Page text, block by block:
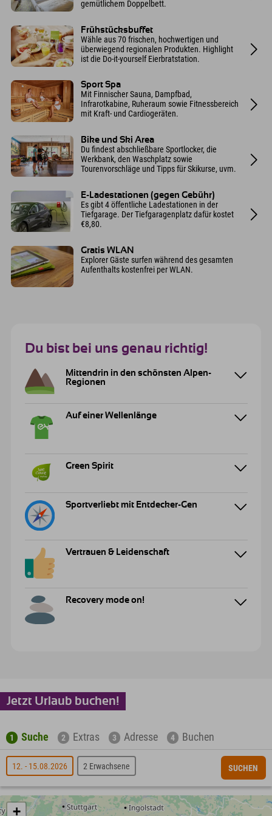
gemütlichem Doppelbett.
Frühstücksbuffet
Wähle aus 70 frischen, hochwertigen und
überwiegend regionalen Produkten. Highlight
ist die Do-it-yourself Eierbratstation.
Sport Spa
Mit Finnischer Sauna, Dampfbad,
Infrarotkabine, Ruheraum sowie Fitnessbereich
mit Kraft- und Cardiogeräten.
Bike und Ski Area
Du findest abschließbare Sportlocker, die
Werkbank, den Waschplatz sowie
Tourenvorschläge und Tipps für Skikurse, uvm.
E-Ladestationen (gegen Gebühr)
Es gibt 4 öffentliche Ladestationen in der
Tiefgarage. Der Tiefgaragenplatz dafür kostet
€8,80.
Gratis WLAN
Explorer Gäste surfen während des gesamten
Aufenthalts kostenfrei per WLAN.
Du bist bei uns genau richtig!
Mittendrin in den schönsten Alpen-
Regionen
Auf einer Wellenlänge
Green Spirit
Sportverliebt mit Entdecker-Gen
Vertrauen & Leidenschaft
Recovery mode on!
Jetzt Urlaub buchen!
1 Suche 2 Extras 3 Adresse 4 Buchen
12. - 15.08.2026 2 Erwachsene SUCHEN
+